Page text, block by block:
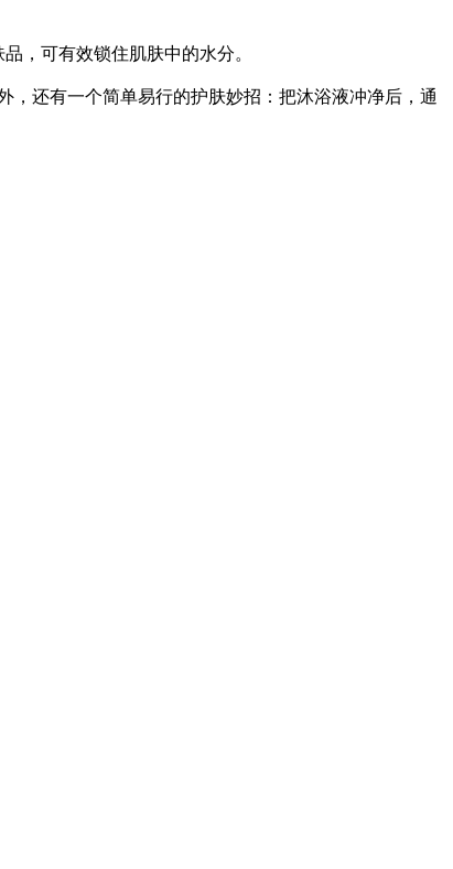
，可有效锁住肌肤中的水分。
还有一个简单易行的护肤妙招：把沐浴液冲净后，通